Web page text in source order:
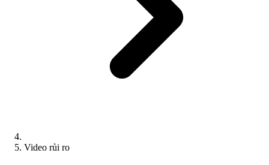
Video rủi ro